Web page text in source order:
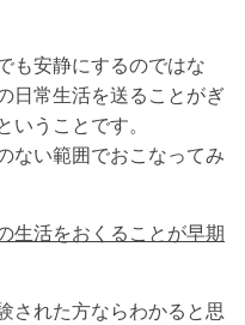
も安静にするのではな
日常生活を送ることがぎ
うことです。
ない範囲でおこなってみ
生活をおくることが早期
された方ならわかると思